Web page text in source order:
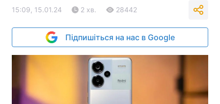
15:09, 15.01.24 2 хв. 28442
Підпишіться на нас в Google